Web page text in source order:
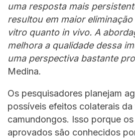
uma resposta mais
resultou em maior
vitro quanto in vivo. A
melhora a qualidade dessa
uma perspectiva bastante
Medina.
Os pesquisadores planejam
possíveis efeitos colaterais da
camundongos. Isso porque
aprovados são conhecidos